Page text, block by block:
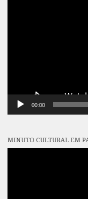
00:00
MINUTO CULTURAL EM